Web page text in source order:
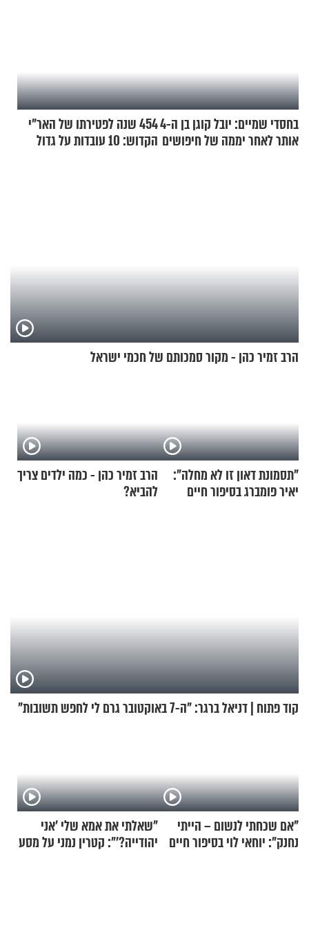
בחסדי שמיים: יובל קוגן בן ה-4
אותר לאחר יממה של חיפושים
454 שנה לפטירתו של האר"י
הקדוש: 10 עובדות על גדול
הרב זמיר כהן - מקור סמכותם של חכמי ישראל
"תסמונת דאון זו לא מחלה":
יאיר פומברג בסיפור חיים
הרב זמיר כהן - כמה ילדים צריך
להביא?
קוד פתוח | דניאל ברגר: "ה-7 באוקטובר גרם לי לחפש תשובות"
"אם שכחתי לנשום – הייתי
נחנק": יוחאי לוי בסיפור חיים
"שאלתי את אמא שלי 'אני
יהודייה?'": קטרין נמני על מסע